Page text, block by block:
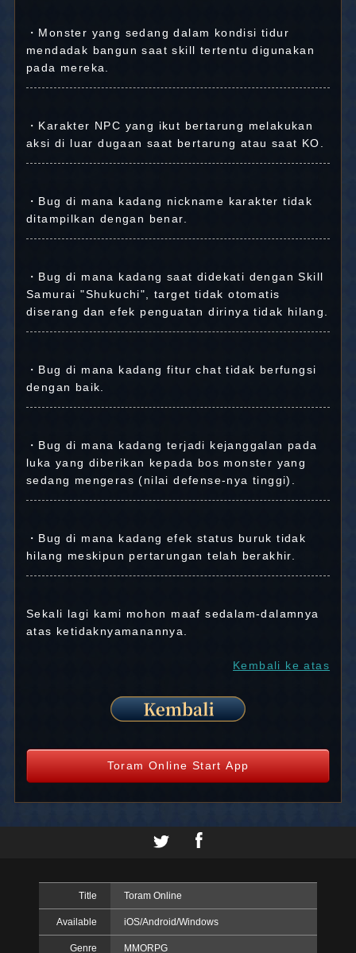
・Monster yang sedang dalam kondisi tidur
mendadak bangun saat skill tertentu digunakan
pada mereka.
・Karakter NPC yang ikut bertarung melakukan
aksi di luar dugaan saat bertarung atau saat KO.
・Bug di mana kadang nickname karakter tidak
ditampilkan dengan benar.
・Bug di mana kadang saat didekati dengan Skill
Samurai "Shukuchi", target tidak otomatis
diserang dan efek penguatan dirinya tidak hilang.
・Bug di mana kadang fitur chat tidak berfungsi
dengan baik.
・Bug di mana kadang terjadi kejanggalan pada
luka yang diberikan kepada bos monster yang
sedang mengeras (nilai defense-nya tinggi).
・Bug di mana kadang efek status buruk tidak
hilang meskipun pertarungan telah berakhir.
Sekali lagi kami mohon maaf sedalam-dalamnya
atas ketidaknyamanannya.
Kembali ke atas
Toram Online Start App
Title Toram Online
Available iOS/Android/Windows
Genre MMORPG